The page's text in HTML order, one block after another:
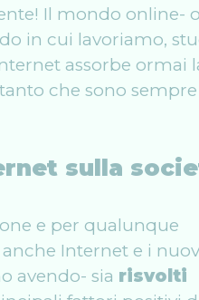
Il mondo online-
in cui lavoriamo,
assorbe ormai
che sono
sulla
e per qualunque
Internet e i
avendo- sia risvolti